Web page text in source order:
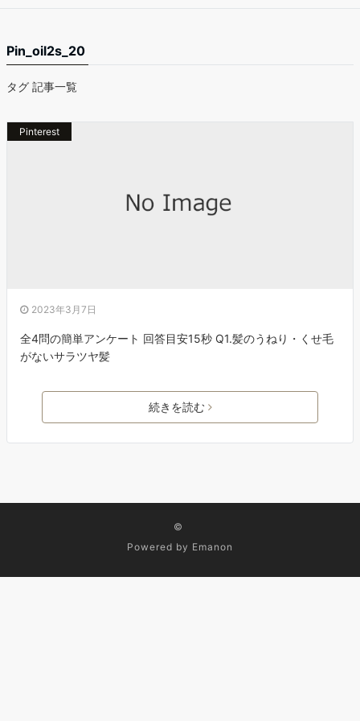
Pin_oil2s_20
タグ 記事一覧
Pinterest
2023年3月7日
全4問の簡単アンケート 回答目安15秒 Q1.髪のうねり・くせ毛
がないサラツヤ髪
続きを読む
©
Powered by Emanon